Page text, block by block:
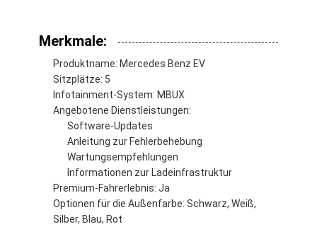
Mercedes Benz EV
Mercedes Benz Limousine
Mercedes Benz SUV
Mercedes Benz Elektroauto
Merkmale:
Produktname: Mercedes Benz EV
Sitzplätze: 5
Infotainment-System: MBUX
Angebotene Dienstleistungen:
Software-Updates
Anleitung zur Fehlerbehebung
Wartungsempfehlungen
Informationen zur Ladeinfrastruktur
Premium-Fahrerlebnis: Ja
Optionen für die Außenfarbe: Schwarz, Weiß,
Silber, Blau, Rot